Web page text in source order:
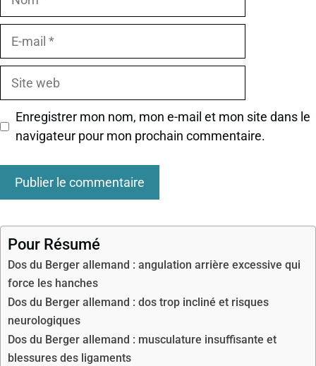
Site
Enregistrer mon nom, mon e-mail et mon site dans le
navigateur pour mon prochain commentaire.
Pour Résumé
Dos du Berger allemand : angulation arrière excessive qui
force les hanches
Dos du Berger allemand : dos trop incliné et risques
neurologiques
Dos du Berger allemand : musculature insuffisante et
blessures des ligaments